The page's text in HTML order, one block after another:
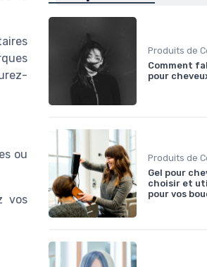
ou
vos
Produits de
Comment
pour
Produits de
Gel pour
choisir et
pour vos